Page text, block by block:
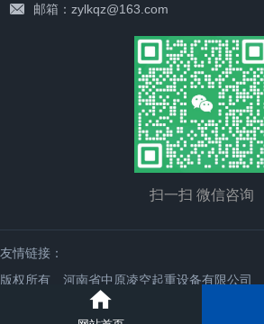
邮箱：zylkqz@163.com
扫一扫 微信咨询
友情链接：
版权所有 河南省中原凌空起重设备有限公司